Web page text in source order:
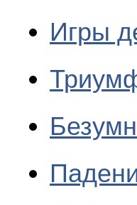
Игры